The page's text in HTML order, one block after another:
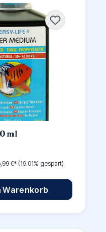
ml
€* (19.01% gespart)
Warenkorb